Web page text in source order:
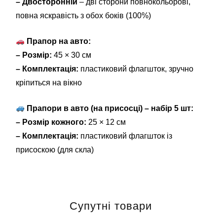
– Двосторонній – дві сторони повнокольорові,
повна яскравість з обох боків (100%)
Прапор на авто:
– Розмір: 45 × 30 см
– Комплектація: пластиковий флагшток, зручно
кріпиться на вікно
Прапори в авто (на присосці) – набір 5 шт:
– Розмір кожного: 25 × 12 см
– Комплектація: пластиковий флагшток із
присоскою (для скла)
Супутні товари